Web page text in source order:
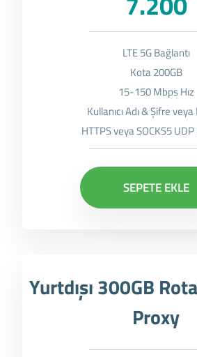
LTE 5G Bağlantı
Kota 200GB
15-150 Mbps Hız
Kullanıcı Adı & Şifre
HTTPS veya SOCKS5
SEPETE EKLE
Yurtdışı 300GB
Proxy